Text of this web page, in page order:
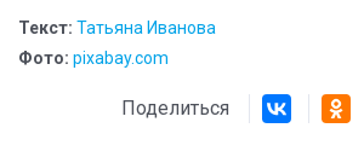
Текст: Татьяна Иванова
Фото: pixabay.com
Поделиться